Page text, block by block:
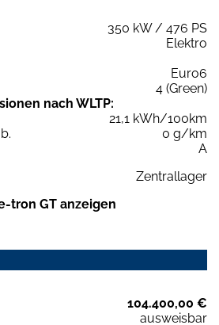
350 kW / 476 PS
Elektro
Euro6
4 (Green)
nach WLTP:
21,1 kWh/100km
0 g/km
A
Zentrallager
tron GT anzeigen
104.400,00 €
ausweisbar